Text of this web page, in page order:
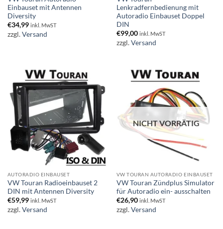
Einbauset mit Antennen
Diversity
€34,99 inkl. MwST
zzgl.Versand
Lenkradfernbedienung mit
Autoradio Einbauset Doppel
DIN
€99,00 inkl. MwST
zzgl.Versand
AUTORADIO EINBAUSET
VW Touran Radioeinbauset 2
DIN mit Antennen Diversity
€59,99 inkl. MwST
zzgl.Versand
NICHT VORRÄTIG
VW TOURAN AUTORADIO EINBAUSET
VW Touran Zündplus Simulator
für Autoradio ein- ausschalten
€26,90 inkl. MwST
zzgl.Versand